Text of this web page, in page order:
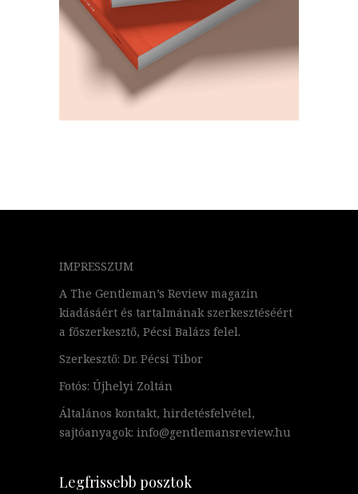
IMPRESSZUM
A The Gentleman’s Review magazin
kiadásáért és tartalmának szerkesztéséért
a főszerkesztő, Pécsi Balázs felel.
Szerkesztő: Dr. Pécsi Tibor
Fotós: Újhelyi Zoltán
Általános kontakt, hirdetésfelvétel,
sajtóanyagok: info@gentlemansreview.hu
Legfrissebb posztok